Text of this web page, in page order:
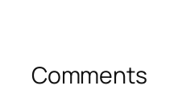
Comments